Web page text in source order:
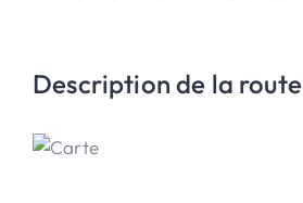
Description de la route